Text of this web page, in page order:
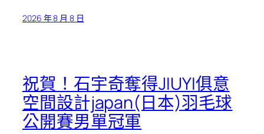
2026 年 8 月 8 日
祝賀！石宇奇奪得JIUYI俱意
空間設計japan(日本)羽毛球
公開賽男單冠軍